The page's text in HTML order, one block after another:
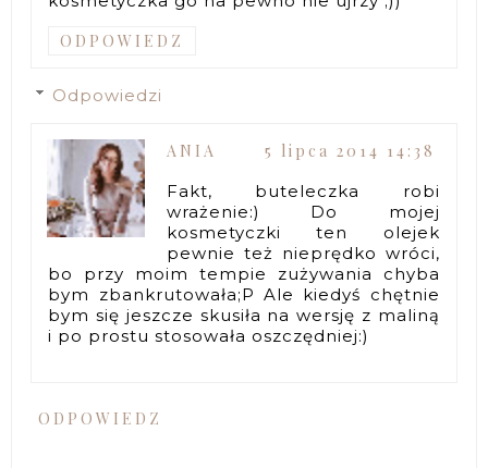
ODPOWIEDZ
Odpowiedzi
ANIA
5 lipca 2014 14:38
Fakt, buteleczka robi
wrażenie:) Do mojej
kosmetyczki ten olejek
pewnie też nieprędko wróci,
bo przy moim tempie zużywania chyba
bym zbankrutowała;P Ale kiedyś chętnie
bym się jeszcze skusiła na wersję z maliną
i po prostu stosowała oszczędniej:)
ODPOWIEDZ